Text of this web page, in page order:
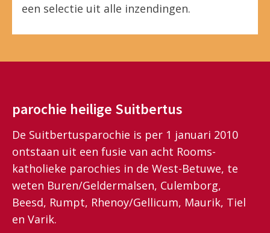
een selectie uit alle inzendingen.
parochie heilige Suitbertus
De Suitbertusparochie is per 1 januari 2010
ontstaan uit een fusie van acht Rooms-
katholieke parochies in de West-Betuwe, te
weten Buren/Geldermalsen, Culemborg,
Beesd, Rumpt, Rhenoy/Gellicum, Maurik, Tiel
en Varik.